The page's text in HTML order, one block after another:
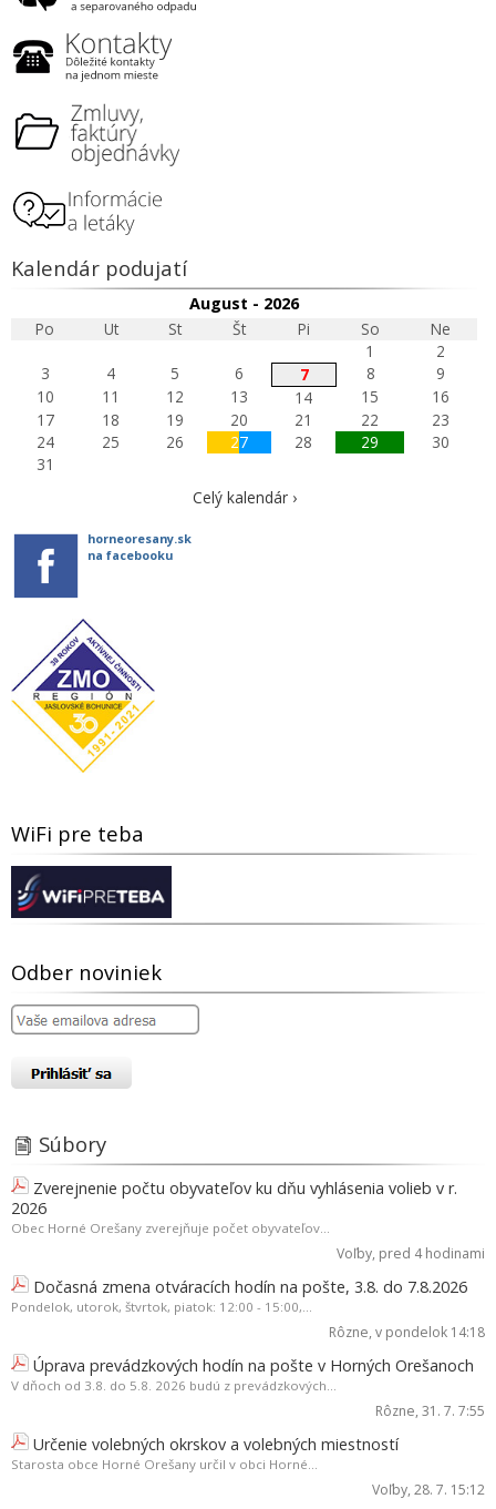
Kalendár podujatí
August - 2026
Po
Ut St Št Pi So
Ne
1
2
3
4 5 6 7 8
9
10
11 12 13 14 15
16
17
18 19 20 21 22
23
24
25 26 27 28 29
30
31
Celý kalendár ›
horneoresany.sk
na facebooku
WiFi pre teba
Odber noviniek
Súbory
Zverejnenie počtu obyvateľov ku dňu vyhlásenia volieb v r.
2026
Obec Horné Orešany zverejňuje počet obyvateľov...
Voľby, pred 4 hodinami
Dočasná zmena otváracích hodín na pošte, 3.8. do 7.8.2026
Pondelok, utorok, štvrtok, piatok: 12:00 - 15:00,...
Rôzne, v pondelok 14:18
Úprava prevádzkových hodín na pošte v Horných Orešanoch
V dňoch od 3.8. do 5.8. 2026 budú z prevádzkových...
Rôzne, 31. 7. 7:55
Určenie volebných okrskov a volebných miestností
Starosta obce Horné Orešany určil v obci Horné...
Voľby, 28. 7. 15:12